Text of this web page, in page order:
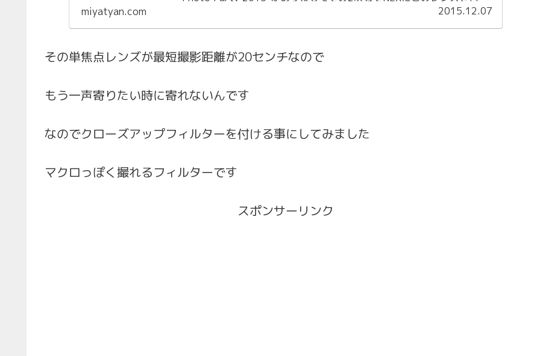
miyatyan.com 2015.12.07
その単焦点レンズが最短撮影距離が20センチなので
もう一声寄りたい時に寄れないんです
なのでクローズアップフィルターを付ける事にしてみました
マクロっぽく撮れるフィルターです
スポンサーリンク